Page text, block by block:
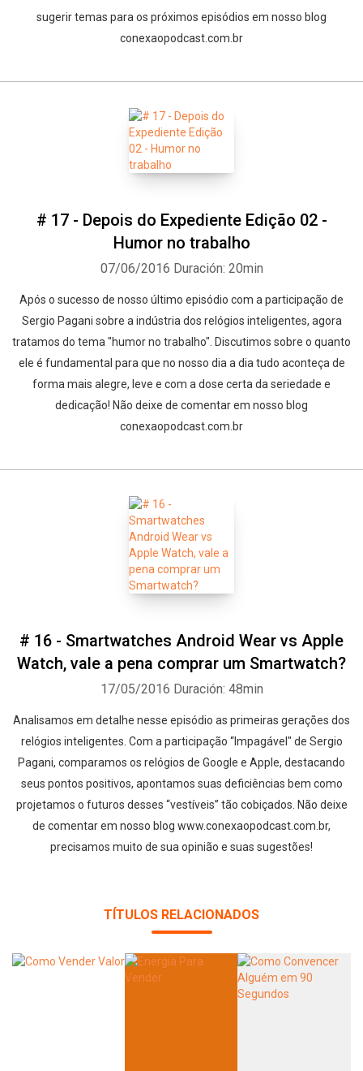
sugerir temas para os próximos episódios em nosso blog
conexaopodcast.com.br
# 17 - Depois do Expediente Edição 02 -
Humor no trabalho
07/06/2016 Duración: 20min
Após o sucesso de nosso último episódio com a participação de
Sergio Pagani sobre a indústria dos relógios inteligentes, agora
tratamos do tema "humor no trabalho". Discutimos sobre o quanto
ele é fundamental para que no nosso dia a dia tudo aconteça de
forma mais alegre, leve e com a dose certa da seriedade e
dedicação! Não deixe de comentar em nosso blog
conexaopodcast.com.br
# 16 - Smartwatches Android Wear vs Apple
Watch, vale a pena comprar um Smartwatch?
17/05/2016 Duración: 48min
Analisamos em detalhe nesse episódio as primeiras gerações dos
relógios inteligentes. Com a participação “Impagável" de Sergio
Pagani, comparamos os relógios de Google e Apple, destacando
seus pontos positivos, apontamos suas deficiências bem como
projetamos o futuros desses “vestíveis” tão cobiçados. Não deixe
de comentar em nosso blog www.conexaopodcast.com.br,
precisamos muito de sua opinião e suas sugestões!
TÍTULOS RELACIONADOS